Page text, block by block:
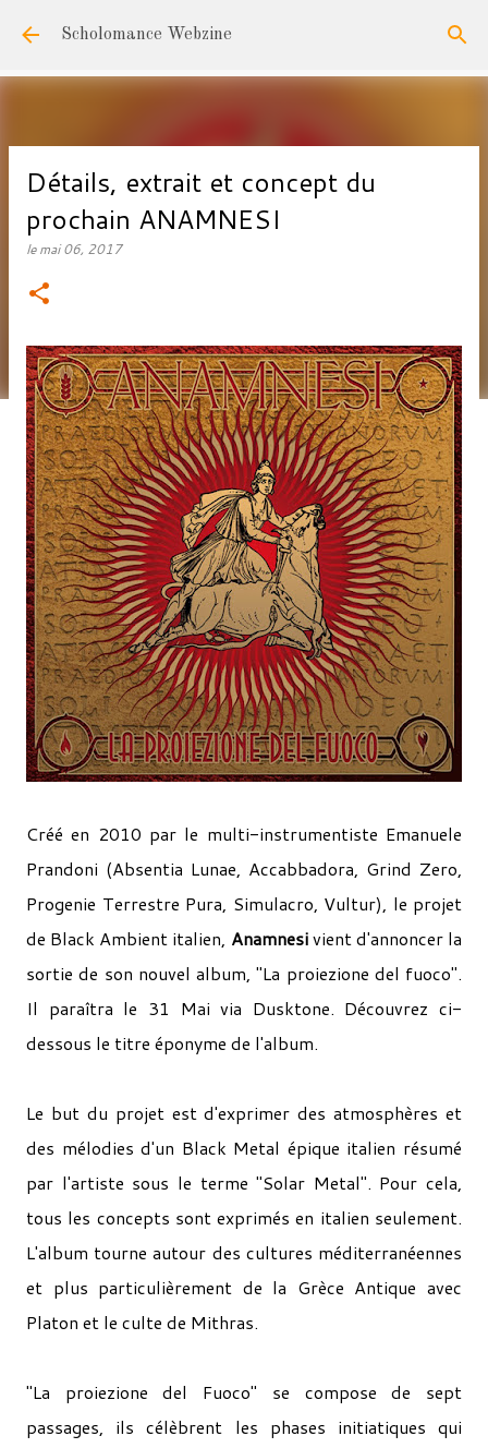
Accéder au contenu principal
Scholomance Webzine
Détails, extrait et concept du
prochain ANAMNESI
lemai 06, 2017
Créé en 2010 par le multi-instrumentiste Emanuele
Prandoni (Absentia Lunae, Accabbadora, Grind Zero,
Progenie Terrestre Pura, Simulacro, Vultur), le projet
de Black Ambient italien, Anamnesivient d'annoncer la
sortie de son nouvel album, "La proiezione del fuoco".
Il paraîtra le 31 Mai via Dusktone. Découvrez ci-
dessous le titre éponyme de l'album.
Le but du projet est d'exprimer des atmosphères et
des mélodies d'un Black Metal épique italien résumé
par l'artiste sous le terme "Solar Metal". Pour cela,
tous les concepts sont exprimés en italien seulement.
L'album tourne autour des cultures méditerranéennes
et plus particulièrement de la Grèce Antique avec
Platon et le culte de Mithras.
"La proiezione del Fuoco" se compose de sept
passages, ils célèbrent les phases initiatiques qui